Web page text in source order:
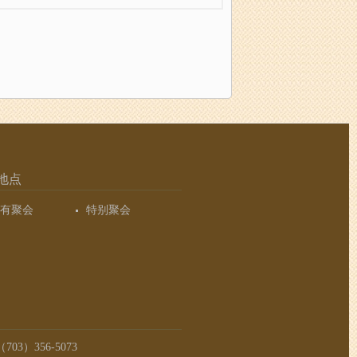
点
聚会 特别聚会
703）356-5073